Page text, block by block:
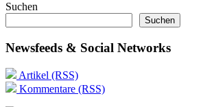
Suchen
Suchen
Newsfeeds & Social Networks
Artikel (RSS)
Kommentare (RSS)